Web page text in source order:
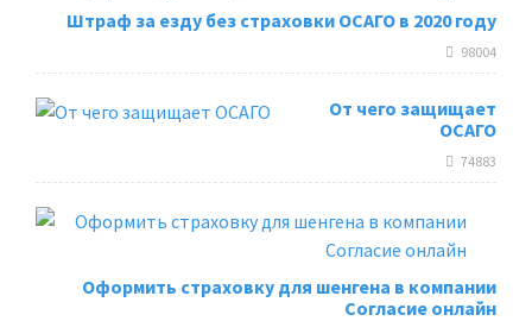
Штраф за езду без страховки ОСАГО в 2020 году
98004
От чего защищает
ОСАГО
74883
Оформить страховку для шенгена в компании
Согласие онлайн